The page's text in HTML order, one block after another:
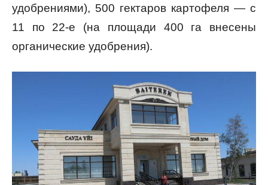
удобрениями), 500 гектаров картофеля — с
11 по 22-е (на площади 400 га внесены
органические удобрения).